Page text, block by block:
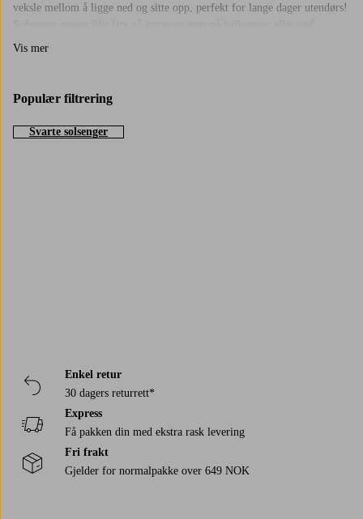
veksle mellom å ligge ned og sitte opp, perfekt for lange dager utendørs!
bassenget. Hos oss finner du flere modeller slik at du kan velge det som
Skap ditt eget sommerhjørne
Sett en solseng i ly og kompletter med myke
Vis mer
Populær filtrering
Svarte solsenger
Enkel retur
30 dagers returrett*
Express
Få pakken din med ekstra rask levering
Fri frakt
Gjelder for normalpakke over 649 NOK